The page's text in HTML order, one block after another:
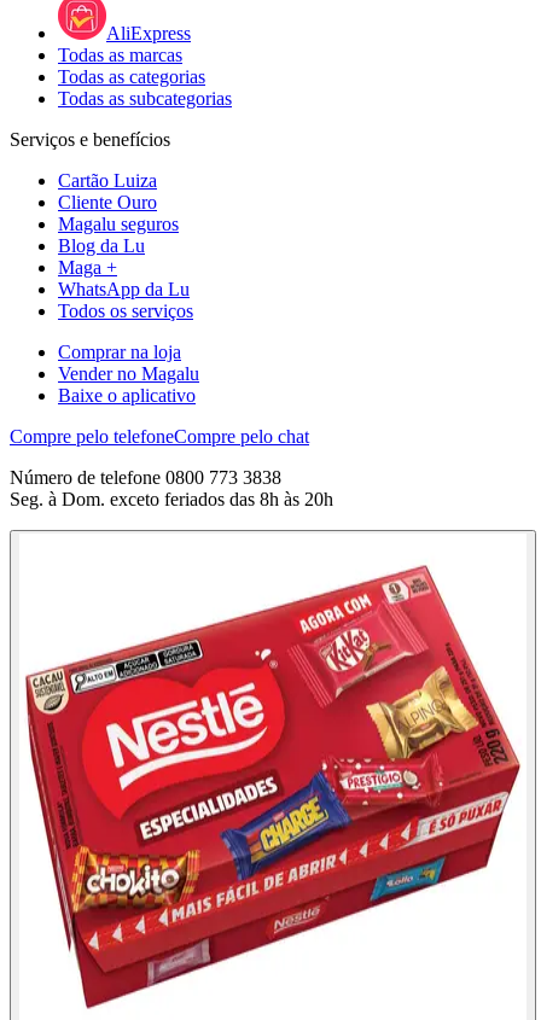
AliExpress
Todas as marcas
Todas as categorias
Todas as subcategorias
Serviços e benefícios
Cartão Luiza
Cliente Ouro
Magalu seguros
Blog da Lu
Maga +
WhatsApp da Lu
Todos os serviços
Comprar na loja
Vender no Magalu
Baixe o aplicativo
Compre pelo telefoneCompre pelo chat
Número de telefone 0800 773 3838
Seg. à Dom. exceto feriados das 8h às 20h